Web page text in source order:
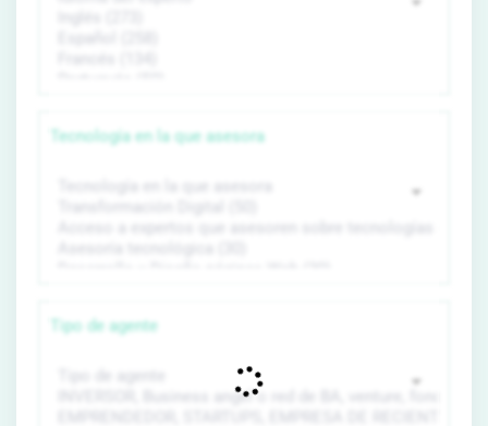
Tecnología en la que asesora
Tipo de agente